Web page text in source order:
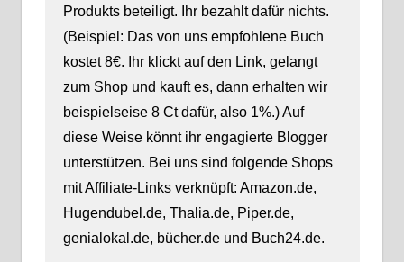
Produkts beteiligt. Ihr bezahlt dafür nichts.
(Beispiel: Das von uns empfohlene Buch
kostet 8€. Ihr klickt auf den Link, gelangt
zum Shop und kauft es, dann erhalten wir
beispielseise 8 Ct dafür, also 1%.) Auf
diese Weise könnt ihr engagierte Blogger
unterstützen. Bei uns sind folgende Shops
mit Affiliate-Links verknüpft: Amazon.de,
Hugendubel.de, Thalia.de, Piper.de,
genialokal.de, bücher.de und Buch24.de.